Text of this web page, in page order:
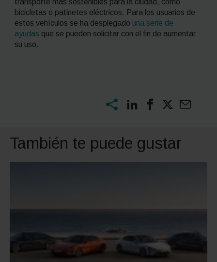
bicicletas o patinetes eléctricos. Para los usuarios de
estos vehículos se ha desplegado una serie de
ayudas que se pueden solicitar con el fin de aumentar
su uso.
También te puede gustar